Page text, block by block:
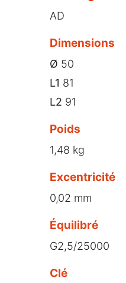
AD
Dimensions
Ø 50
L1 81
L2 91
Poids
1,48 kg
Excentricité
0,02 mm
Équilibré
G2,5/25000
Clé